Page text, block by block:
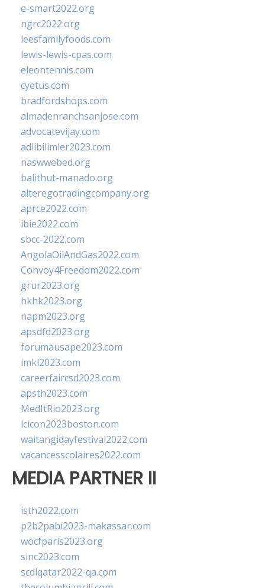
e-smart2022.org
ngrc2022.org
leesfamilyfoods.com
lewis-lewis-cpas.com
eleontennis.com
cyetus.com
bradfordshops.com
almadenranchsanjose.com
advocatevijay.com
adlibilimler2023.com
naswwebed.org
balithut-manado.org
alteregotradingcompany.org
aprce2022.com
ibie2022.com
sbcc-2022.com
AngolaOilAndGas2022.com
Convoy4Freedom2022.com
grur2023.org
hkhk2023.org
napm2023.org
apsdfd2023.org
forumausape2023.com
imkl2023.com
careerfaircsd2023.com
apsth2023.com
MedItRio2023.org
lcicon2023boston.com
waitangidayfestival2022.com
vacancesscolaires2022.com
MEDIA PARTNER II
isth2022.com
p2b2pabi2023-makassar.com
wocfparis2023.org
sinc2023.com
scdlqatar2022-qa.com